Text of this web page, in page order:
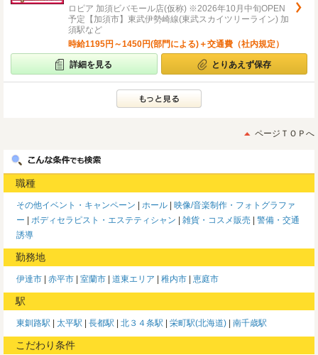
ロピア 加須ビバモール店(仮称) ※2026年10月中旬OPEN
予定【加須市】東武伊勢崎線(東武スカイツリーライン) 加
須駅など
時給1195円～1450円(部門による)＋交通費（社内規定）
詳細を見る とりあえず保存
ページＴＯＰへ
職種
その他イベント・キャンペーン ホール
映像/音楽制作・フォトグラファ
ー
ボディセラピスト・エステティシャン 雑貨・コスメ販売
警備・交通
誘導
勤務地
伊達市 赤平市 室蘭市 道東エリア 稚内市 恵庭市
駅
東釧路駅 太平駅 長都駅 北３４条駅 栄町駅(北海道) 南千歳駅
こだわり条件